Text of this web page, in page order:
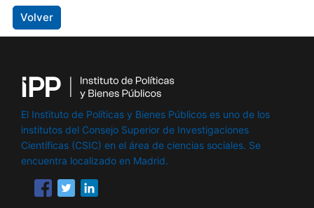
Volver
El Instituto de Políticas y Bienes Públicos es uno de los
institutos del Consejo Superior de Investigaciones
Científicas (CSIC) en el área de ciencias sociales. Se
encuentra localizado en Madrid.